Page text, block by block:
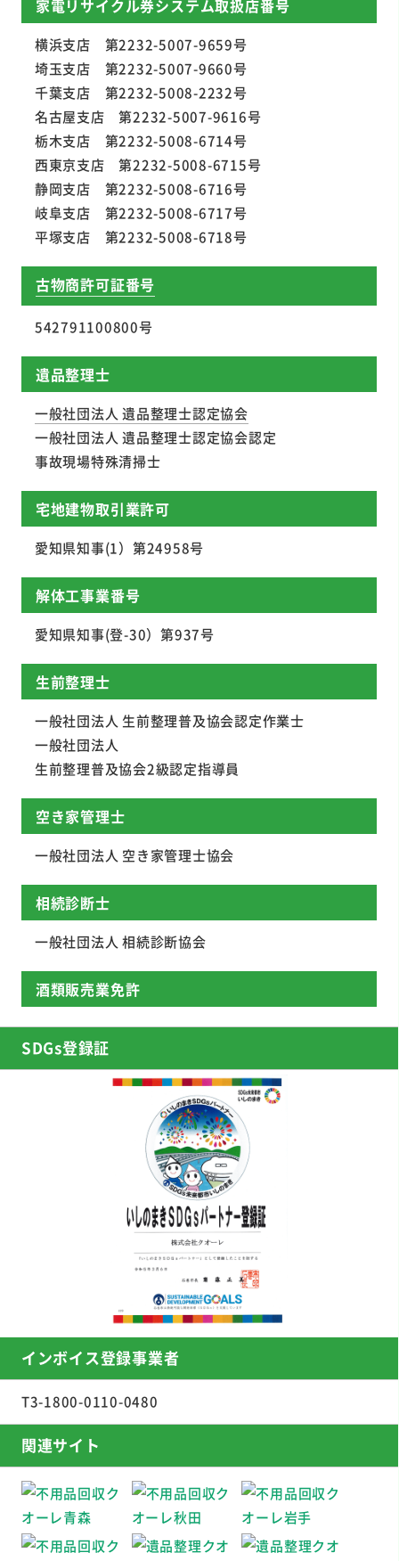
家電リサイクル券システム取扱店番号
横浜支店 第2232-5007-9659号
埼玉支店 第2232-5007-9660号
千葉支店 第2232-5008-2232号
名古屋支店 第2232-5007-9616号
栃木支店 第2232-5008-6714号
西東京支店 第2232-5008-6715号
静岡支店 第2232-5008-6716号
岐阜支店 第2232-5008-6717号
平塚支店 第2232-5008-6718号
古物商許可証番号
542791100800号
遺品整理士
一般社団法人 遺品整理士認定協会
一般社団法人 遺品整理士認定協会認定
事故現場特殊清掃士
宅地建物取引業許可
愛知県知事(1）第24958号
解体工事業番号
愛知県知事(登-30）第937号
生前整理士
一般社団法人 生前整理普及協会認定作業士
一般社団法人
生前整理普及協会2級認定指導員
空き家管理士
一般社団法人 空き家管理士協会
相続診断士
一般社団法人 相続診断協会
酒類販売業免許
SDGs登録証
インボイス登録事業者
T3-1800-0110-0480
関連サイト